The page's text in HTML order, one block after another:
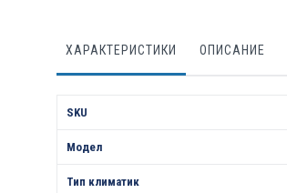
ХАРАКТЕРИСТИКИ ОПИСАНИЕ
SKU
Модел
Тип климатик